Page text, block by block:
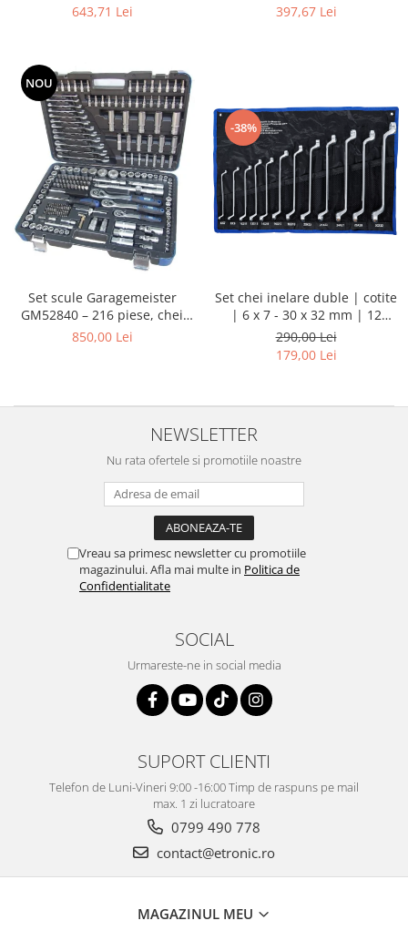
643,71 Lei
397,67 Lei
NOU
Set scule Garagemeister
GM52840 – 216 piese, chei
tubulare 1/4”, 3/8”, 1/2”, biți,
850,00 Lei
-38%
Set chei inelare duble | cotite
| 6 x 7 - 30 x 32 mm | 12
piese
290,00 Lei
179,00 Lei
NEWSLETTER
Nu rata ofertele si promotiile noastre
Vreau sa primesc newsletter cu promotiile
magazinului. Afla mai multe in Politica de
Confidentialitate
SOCIAL
Urmareste-ne in social media
SUPORT CLIENTI
Telefon de Luni-Vineri 9:00 -16:00 Timp de raspuns pe mail
max. 1 zi lucratoare
0799 490 778
contact@etronic.ro
MAGAZINUL MEU